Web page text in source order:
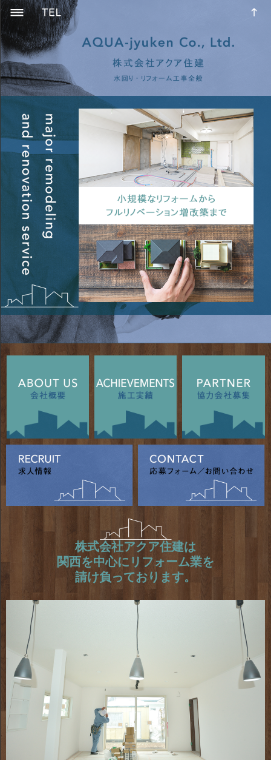
株式会社アクア住建は
関西を中心にリフォーム業を
請け負っております。